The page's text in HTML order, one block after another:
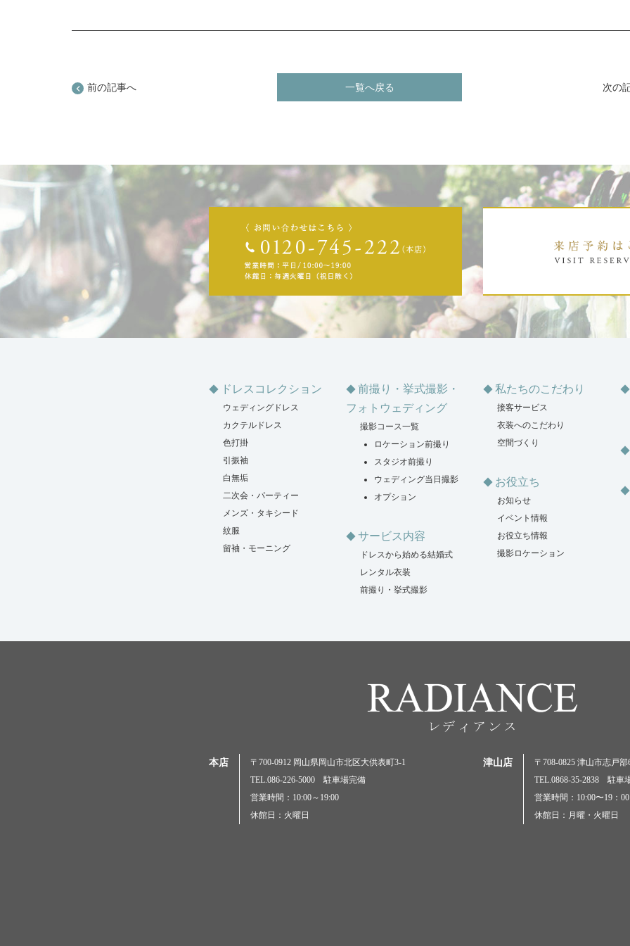
前の記事へ 次の
一覧へ戻る
ドレスコレクション
ウェディングドレス
カクテルドレス
色打掛
引振袖
白無垢
二次会・パーティー
メンズ・タキシード
紋服
留袖・モーニング
前撮り・挙式撮影・
フォトウェディング
撮影コース一覧
ロケーション前撮り
スタジオ前撮り
ウェディング当日撮影
オプション
サービス内容
ドレスから始める結婚式
レンタル衣装
前撮り・挙式撮影
私たちのこだわり
接客サービス
衣装へのこだわり
空間づくり
お役立ち
お知らせ
イベント情報
お役立ち情報
撮影ロケーション
本店
〒700-0912 岡山県岡山市北区大供表町3-1
TEL.086-226-5000 駐車場完備
営業時間：10:00～19:00
休館日：火曜日
津山店
〒708-0825 津山市志戸部
TEL.0868-35-2838 駐車
営業時間：10:00〜19：00
休館日：月曜・火曜日